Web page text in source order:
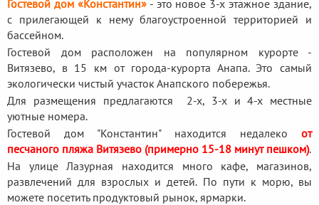
Гостевой дом «Константин»- это новое 3-х этажное здание,
с прилегающей к нему благоустроенной территорией и
бассейном.
Гостевой дом расположен на популярном курорте -
Витязево, в 15 км от города-курорта Анапа. Это самый
экологически чистый участок Анапского побережья.
Для размещения предлагаются 2-х, 3-х и 4-х местные
уютные номера.
Гостевой дом "Константин" находится недалеко от
песчаного пляжа Витязево (примерно 15-18 минут пешком).
На улице Лазурная находится много кафе, магазинов,
развлечений для взрослых и детей. По пути к морю, вы
можете посетить продуктовый рынок, ярмарки.